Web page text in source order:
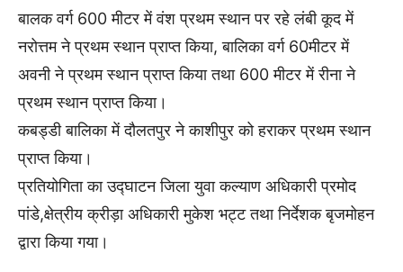
बालक वर्ग 600 मीटर में वंश प्रथम स्थान पर रहे लंबी कूद में
नरोत्तम ने प्रथम स्थान प्राप्त किया, बालिका वर्ग 60मीटर में
अवनी ने प्रथम स्थान प्राप्त किया तथा 600 मीटर में रीना ने
प्रथम स्थान प्राप्त किया।
कबड्डी बालिका में दौलतपुर ने काशीपुर को हराकर प्रथम स्थान
प्राप्त किया।
प्रतियोगिता का उद्घाटन जिला युवा कल्याण अधिकारी प्रमोद
पांडे,क्षेत्रीय क्रीड़ा अधिकारी मुकेश भट्ट तथा निर्देशक बृजमोहन
द्वारा किया गया।